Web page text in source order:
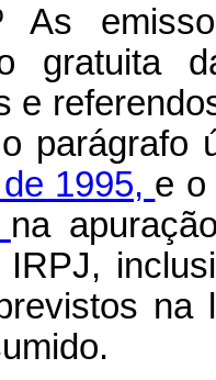
As
gratuita
e
parágrafo
1995, e o
na